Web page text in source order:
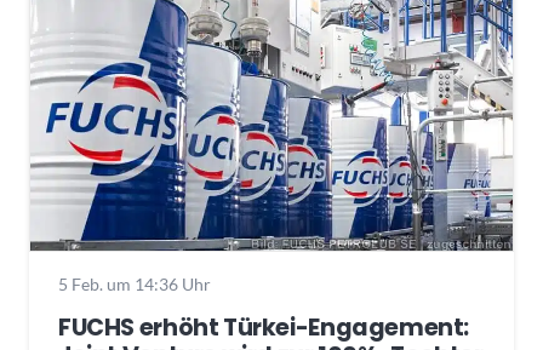
5 Feb. um 14:36 Uhr
FUCHS erhöht Türkei-Engagement: